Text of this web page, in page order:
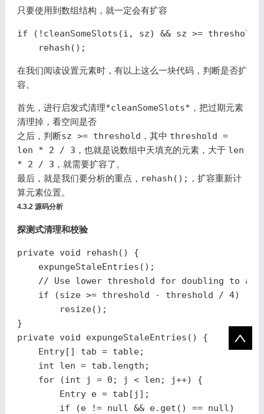
只要使用到数组结构，就一定会有扩容
if (! cleanSomeSlots (i , sz) && sz >= threshold
rehash ();
在我们阅读设置元素时，有以上这么一块代码，判断是否扩
容。
首先，进行启发式清理*cleanSomeSlots* ，把过期元素
清理掉，看空间是否
之后，判断sz >= threshold ，其中 threshold =
len * 2 / 3 ，也就是说数组中天填充的元素，大于 len
* 2 / 3 ，就需要扩容了。
最后，就是我们要分析的重点， rehash(); ，扩容重新计
算元素位置。
4.3.2 源码分析
探测式清理和校验
private void rehash ()
{
expungeStaleEntries ();
// Use lower threshold for doubling to
if
(size >= threshold - threshold / 4)
resize();
}
private void expungeStaleEntries ()
{
Entry[] tab = table;
int
len = tab . length ;
for
(int j = 0 ; j < len ; j++)
{
Entry e = tab [ j ];
if
(e != null && e. get () == null)